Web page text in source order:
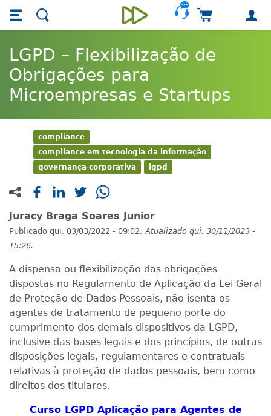
Skip main navigation
Skip to main content
Unieducar
Carrinho de
LGPD – Flexibilização de
Obrigações para
Microempresas e Startups
compliance
compliance em tecnologia da informação
governança corporativa
lgpd
Juracy Braga Soares Junior
Publicado qui, 03/03/2022 - 09:02. Atualizado qui, 30/11/2023 -
15:26.
A dispensa ou flexibilização das obrigações
dispostas no Regulamento de Aplicação da Lei Geral
de Proteção de Dados Pessoais, não isenta os
agentes de tratamento de pequeno porte do
cumprimento dos demais dispositivos da LGPD,
inclusive das bases legais e dos princípios, de outras
disposições legais, regulamentares e contratuais
relativas à proteção de dados pessoais, bem como
direitos dos titulares.
Curso LGPD Aplicação para Agentes de